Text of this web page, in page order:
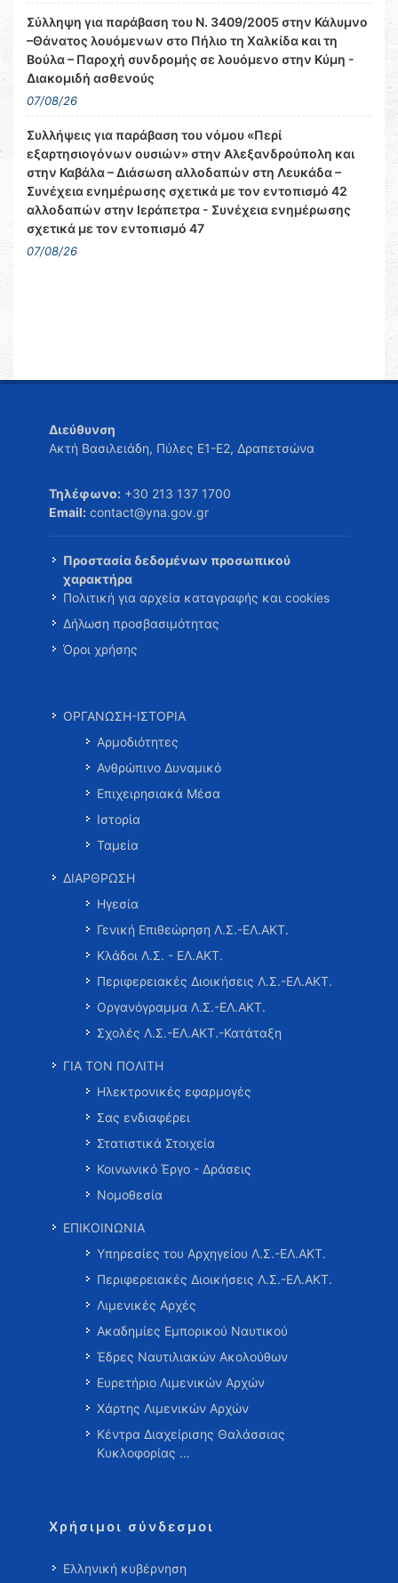
Σύλληψη για παράβαση του Ν. 3409/2005 στην Κάλυμνο
–Θάνατος λουόμενων στο Πήλιο τη Χαλκίδα και τη
Βούλα – Παροχή συνδρομής σε λουόμενο στην Κύμη -
Διακομιδή ασθενούς
07/08/26
Συλλήψεις για παράβαση του νόμου «Περί
εξαρτησιογόνων ουσιών» στην Αλεξανδρούπολη και
στην Καβάλα – Διάσωση αλλοδαπών στη Λευκάδα –
Συνέχεια ενημέρωσης σχετικά με τον εντοπισμό 42
αλλοδαπών στην Ιεράπετρα - Συνέχεια ενημέρωσης
σχετικά με τον εντοπισμό 47
07/08/26
Διεύθυνση
Ακτή Βασιλειάδη, Πύλες Ε1-Ε2, Δραπετσώνα
Τηλέφωνο: +30 213 137 1700
Email: contact@yna.gov.gr
Προστασία δεδομένων προσωπικού
χαρακτήρα
Πολιτική για αρχεία καταγραφής και cookies
Δήλωση προσβασιμότητας
Όροι χρήσης
ΟΡΓΑΝΩΣΗ-ΙΣΤΟΡΙΑ
Αρμοδιότητες
Ανθρώπινο Δυναμικό
Επιχειρησιακά Μέσα
Ιστορία
Ταμεία
ΔΙΑΡΘΡΩΣΗ
Ηγεσία
Γενική Επιθεώρηση Λ.Σ.-ΕΛ.ΑΚΤ.
Κλάδοι Λ.Σ. - ΕΛ.ΑΚΤ.
Περιφερειακές Διοικήσεις Λ.Σ.-ΕΛ.ΑΚΤ.
Οργανόγραμμα Λ.Σ.-ΕΛ.ΑΚΤ.
Σχολές Λ.Σ.-ΕΛ.ΑΚΤ.-Κατάταξη
ΓΙΑ ΤΟΝ ΠΟΛΙΤΗ
Ηλεκτρονικές εφαρμογές
Σας ενδιαφέρει
Στατιστικά Στοιχεία
Κοινωνικό Έργο - Δράσεις
Νομοθεσία
ΕΠΙΚΟΙΝΩΝΙΑ
Υπηρεσίες του Αρχηγείου Λ.Σ.-ΕΛ.ΑΚΤ.
Περιφερειακές Διοικήσεις Λ.Σ.-ΕΛ.ΑΚΤ.
Λιμενικές Αρχές
Ακαδημίες Εμπορικού Ναυτικού
Έδρες Ναυτιλιακών Ακολούθων
Ευρετήριο Λιμενικών Αρχών
Χάρτης Λιμενικών Αρχών
Κέντρα Διαχείρισης Θαλάσσιας
Κυκλοφορίας …
Χρήσιμοι σύνδεσμοι
Ελληνική κυβέρνηση